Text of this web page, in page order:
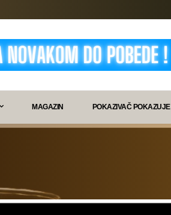
MAGAZIN POKAZIVAČ POKAZUJE